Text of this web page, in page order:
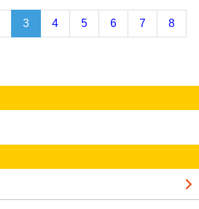
3（こ
の
ジ）
4 5 6 7 8